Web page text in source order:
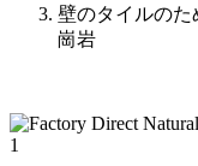
壁のタイルの
崗岩